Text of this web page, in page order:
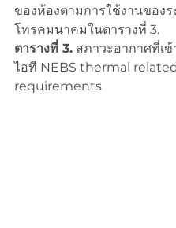
ของห้องตามการใช้งานของร
โทรคมนาคมในตารางที่ 3.
ตารางที่ 3. สภาวะอากาศที่เ
ไอที NEBS thermal related
requirements